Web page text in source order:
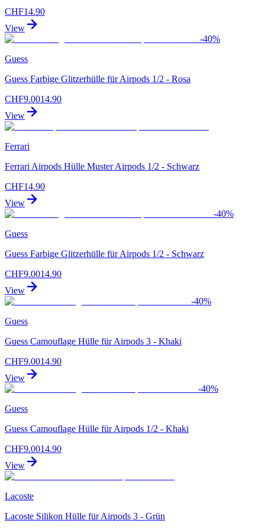
CHF14.90
View
-40%
Guess
Guess Farbige Glitzerhülle für Airpods 1/2 - Rosa
CHF9.0014.90
View
Ferrari
Ferrari Airpods Hülle Muster Airpods 1/2 - Schwarz
CHF14.90
View
-40%
Guess
Guess Farbige Glitzerhülle für Airpods 1/2 - Schwarz
CHF9.0014.90
View
-40%
Guess
Guess Camouflage Hülle für Airpods 3 - Khaki
CHF9.0014.90
View
-40%
Guess
Guess Camouflage Hülle für Airpods 1/2 - Khaki
CHF9.0014.90
View
Lacoste
Lacoste Silikon Hülle für Airpods 3 - Grün